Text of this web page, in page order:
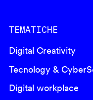
TEMATICHE
Digital Creativity
Tecnology &
Digital workplace